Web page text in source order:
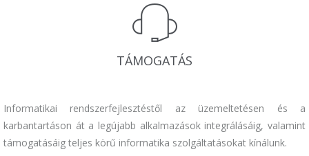
TÁMOGATÁS
Informatikai rendszerfejlesztéstől az üzemeltetésen és a
karbantartáson át a legújabb alkalmazások integrálásáig, valamint
támogatásáig teljes körű informatika szolgáltatásokat kínálunk.